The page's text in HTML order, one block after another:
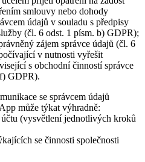
smlouvy nebo dohody
údajů v souladu s předpisy
(čl. 6 odst. 1 písm. b) GDPR);
zájem správce údajů (čl. 6
v nutnosti vyřešit
s obchodní činností správce
GDPR).
se správcem údajů
může týkat výhradně:
(vysvětlení jednotlivých kroků
se činnosti společnosti